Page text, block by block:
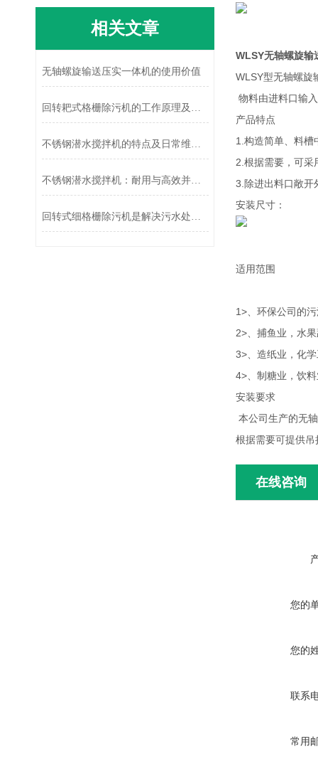
WLSY无轴螺旋输
WLSY型无轴螺旋
物料由进料口输
产品特点
1.构造简单、料槽
2.根据需要，可采
3.除进出料口敞开
安装尺寸：
适用范围
1>、环保公司的
2>、捕鱼业，水
3>、造纸业，化
4>、制糖业，饮
安装要求
本公司生产的无
根据需要可提供
在线咨询
您的
您的
联系
常用
相关文章
无轴螺旋输送压实一体机的使用价值
回转耙式格栅除污机的工作原理及应用
不锈钢潜水搅拌机的特点及日常维护方法
不锈钢潜水搅拌机：耐用与高效并存的水下“动力引擎”
回转式细格栅除污机是解决污水处理难题的有效工具